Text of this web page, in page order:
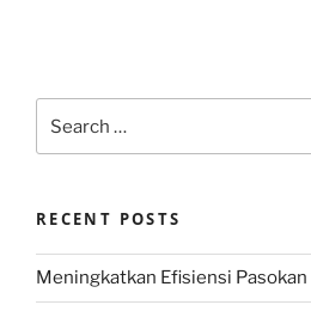
for:
RECENT POSTS
Meningkatkan Efisiensi